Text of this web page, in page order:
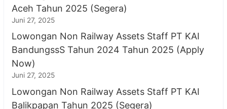
Aceh Tahun 2025 (Segera)
Juni 27, 2025
Lowongan Non Railway Assets Staff PT KAI
BandungssS Tahun 2024 Tahun 2025 (Apply
Now)
Juni 27, 2025
Lowongan Non Railway Assets Staff PT KAI
Balikpapan Tahun 2025 (Segera)